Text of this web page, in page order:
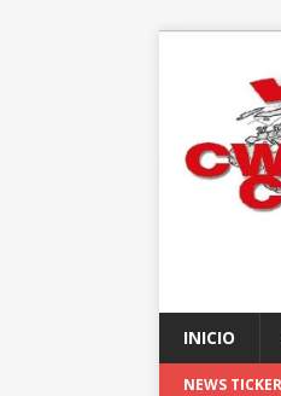
INICIO
NEWS TICKER